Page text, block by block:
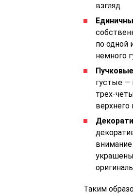
взгляд.
по одной
немного
густые —
трех-
верхнего
Таким